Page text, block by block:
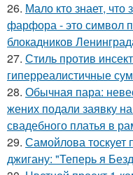
26. Мало кто знает, что
фарфора - это символ
блокадников
27. Стиль против
гиперреалистичные
28. Обычная пара:
жених подали заявку
свадебного платья в
29. Самойлова тоскует
джигану: "Теперь я